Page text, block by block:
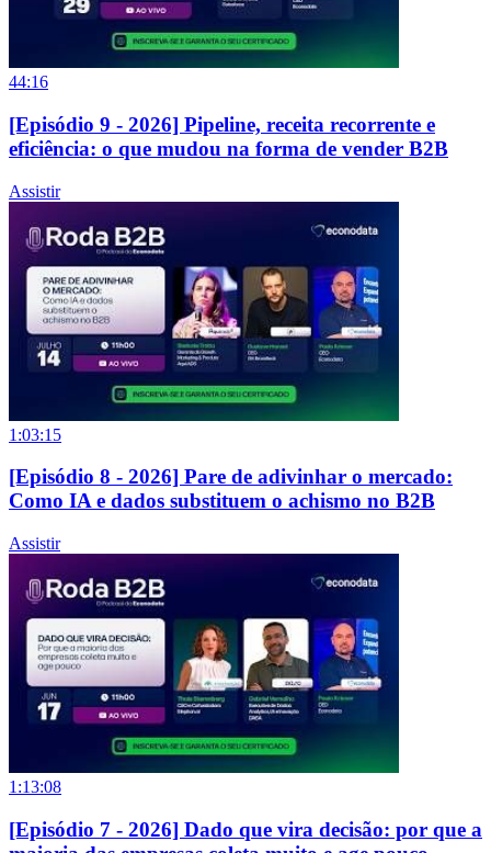
44:16
[Episódio 9 - 2026] Pipeline, receita recorrente e
eficiência: o que mudou na forma de vender B2B
Assistir
1:03:15
[Episódio 8 - 2026] Pare de adivinhar o mercado:
Como IA e dados substituem o achismo no B2B
Assistir
1:13:08
[Episódio 7 - 2026] Dado que vira decisão: por que a